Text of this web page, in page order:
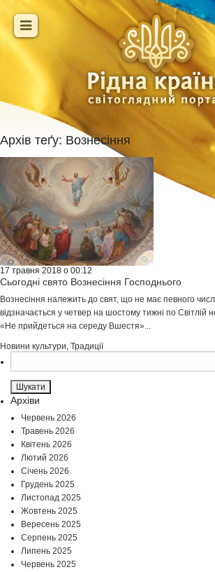
Архів теґу: Вознесіння
17 травня 2018 о 00:12
Сьогодні свято Вознесіння Господнього
Вознесіння належить до свят, що не має певного
відзначається у четвер на шостому тижні по Світлій
«Не прийдеться на середу Вшестя»...
Новини культури, Традиції
Архіви
Червень 2026
Травень 2026
Квітень 2026
Лютий 2026
Січень 2026
Грудень 2025
Листопад 2025
Жовтень 2025
Вересень 2025
Серпень 2025
Липень 2025
Червень 2025